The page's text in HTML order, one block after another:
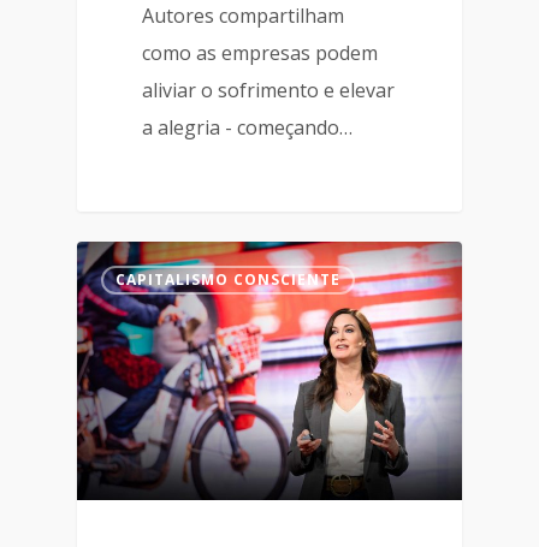
Autores compartilham
como as empresas podem
aliviar o sofrimento e elevar
a alegria - começando…
CAPITALISMO CONSCIENTE